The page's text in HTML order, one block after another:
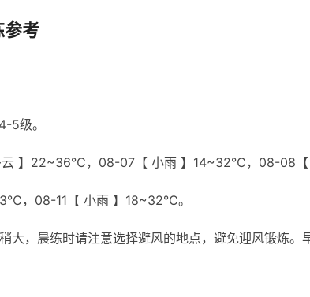
参考
5级。
】22~36℃，08-07【 小雨 】14~32℃，08-08
，08-11【 小雨 】18~32℃。
大，晨练时请注意选择避风的地点，避免迎风锻炼。